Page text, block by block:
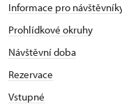
Informace pro
Prohlídkové okruhy
Návštěvní doba
Rezervace
Vstupné